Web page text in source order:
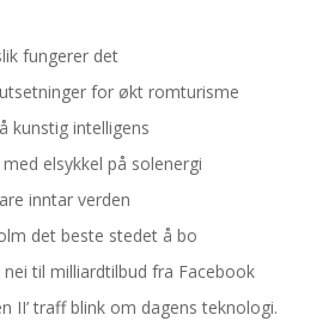
fungerer det
for økt romturisme
kunstig intelligens
elsykkel på solenergi
inntar verden
det beste stedet å bo
til milliardtilbud fra Facebook
II’ traff blink om dagens teknologi.